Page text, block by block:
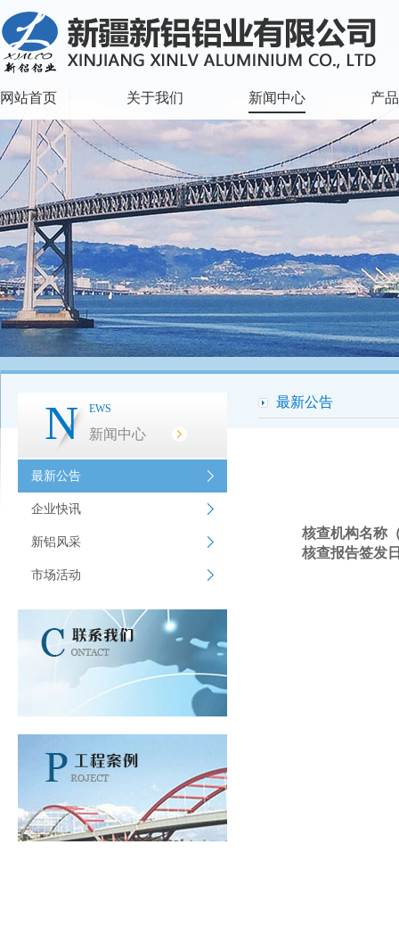
网站首页 关于我们 新闻中心 产
N EWS
新闻中心
最新公告
企业快讯
新铝风采
市场活动
最新公告
核查机构名称
核查报告签发